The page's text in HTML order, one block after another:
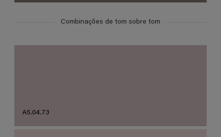
Combinações de tom sobre tom
A5.04.73